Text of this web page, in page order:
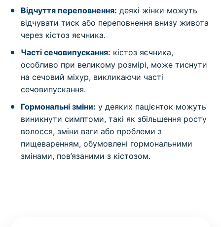
Відчуття переповнення: деякі жінки можуть
відчувати тиск або переповнення внизу живота
через кістоз яєчника.
Часті сечовипускання: кістоз яєчника,
особливо при великому розмірі, може тиснути
на сечовий міхур, викликаючи часті
сечовипускання.
Гормональні зміни: у деяких пацієнток можуть
виникнути симптоми, такі як збільшення росту
волосся, зміни ваги або проблеми з
пищеваренням, обумовлені гормональними
змінами, пов’язаними з кістозом.